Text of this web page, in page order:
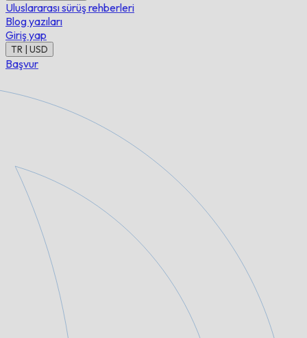
Uluslararası sürüş rehberleri
Blog yazıları
Giriş yap
TR | USD
Başvur